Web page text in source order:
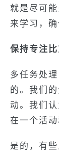
就是尽可
来学习，确
保持专注
多任务处
的。我们
动。我们
在一个活
是的，有